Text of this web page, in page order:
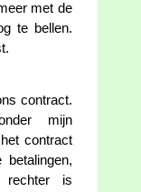
met de
te bellen.
contract.
mijn
contract
is